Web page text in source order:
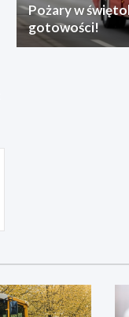
Pożary w
gotowości!